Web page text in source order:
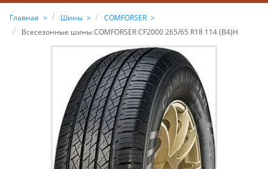
Главная Шины
COMFORSER
Всесезонные шины COMFORSER CF2000 265/65 R18 114 (B4)H